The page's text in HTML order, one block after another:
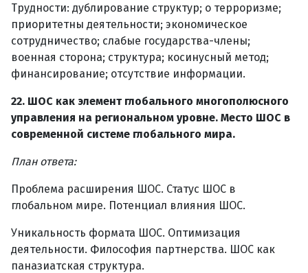
Трудности: дублирование структур; о терроризме;
приоритетны деятельности; экономическое
сотрудничество; слабые государства-члены;
военная сторона; структура; косинусный метод;
финансирование; отсутствие информации.
22. ШОС как элемент глобального многополюсного
управления на региональном уровне. Место ШОС в
современной системе глобального мира.
План ответа:
Проблема расширения ШОС. Статус ШОС в
глобальном мире. Потенциал влияния ШОС.
Уникальность формата ШОС. Оптимизация
деятельности. Философия партнерства. ШОС как
паназиатская структура.